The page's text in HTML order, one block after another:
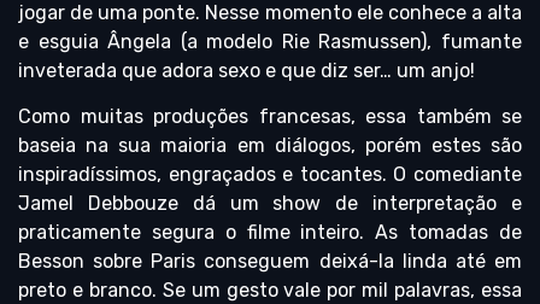
jogar de uma ponte. Nesse momento ele conhece a alta
e esguia Ângela (a modelo Rie Rasmussen), fumante
inveterada que adora sexo e que diz ser… um anjo!
Como muitas produções francesas, essa também se
baseia na sua maioria em diálogos, porém estes são
inspiradíssimos, engraçados e tocantes. O comediante
Jamel Debbouze dá um show de interpretação e
praticamente segura o filme inteiro. As tomadas de
Besson sobre Paris conseguem deixá-la linda até em
preto e branco. Se um gesto vale por mil palavras, essa